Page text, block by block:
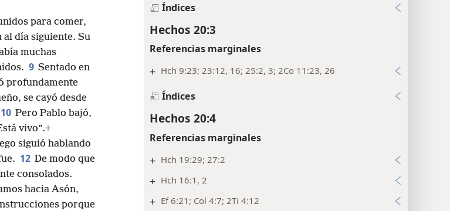
Índices
Hechos 20:3
Referencias marginales
+ Hch 9:23; 23:12, 16; 25:2, 3; 2Co 11:23, 26
Índices
Hechos 20:4
Referencias marginales
+ Hch 19:29; 27:2
+ Hch 16:1, 2
+ Ef 6:21; Col 4:7; 2Ti 4:12
para comer,
al día siguiente. Su
muchas
9 Sentado en
profundamente
se cayó desde
10 Pero Pablo bajó,
vivo”.+
siguió hablando
12 De modo que
consolados.
hacia Asón,
porque